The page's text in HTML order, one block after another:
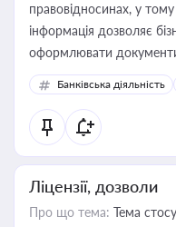
правовідносинах, у
інформація дозволяє
оформлювати документи,
забезпечувати їх
контрагентами
Банківська діяльність
Ліцензії, дозволи
Про що тема: Тема